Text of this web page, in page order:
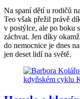
Na spaní dětí u rodičů
Teo však přežil právě
v postýlce, ale po boku
záchvat. Jen díky
do nemocnice je dnes
jen deset lidí na světě.